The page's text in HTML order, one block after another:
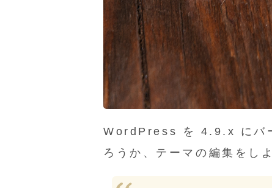
WordPress を 4.9.x にバ
ろうか、テーマの編集をし